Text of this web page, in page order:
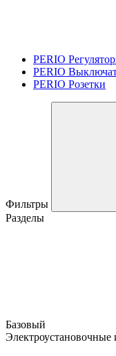
PERIO
PERIO
PERIO Розетки
Фильтры
Разделы
Базовый
Электроустановочные